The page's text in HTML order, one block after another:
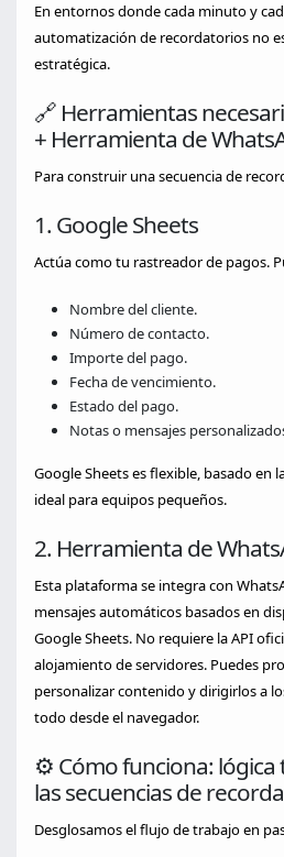
En entornos donde cada minuto y
automatización de recordatorios no
estratégica.
🔗 Herramientas
+ Herramienta de
Para construir una secuencia de
1. Google Sheets
Actúa como tu rastreador de pagos.
Nombre del cliente.
Número de contacto.
Importe del pago.
Fecha de vencimiento.
Estado del pago.
Notas o mensajes
Google Sheets es flexible, basado en
ideal para equipos pequeños.
2. Herramienta de
Esta plataforma se integra con
mensajes automáticos basados en
Google Sheets. No requiere la API
alojamiento de servidores. Puedes
personalizar contenido y dirigirlos a
todo desde el navegador.
⚙️ Cómo funciona: lógica
las secuencias de
Desglosamos el flujo de trabajo en